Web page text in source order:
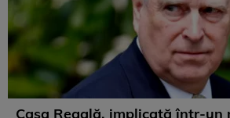
Casa Regală, implicată într-un